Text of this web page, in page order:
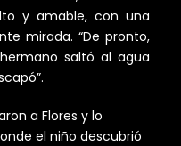
y amable, con una
mirada. “De pronto,
saltó al agua
a Flores y lo
el niño descubrió